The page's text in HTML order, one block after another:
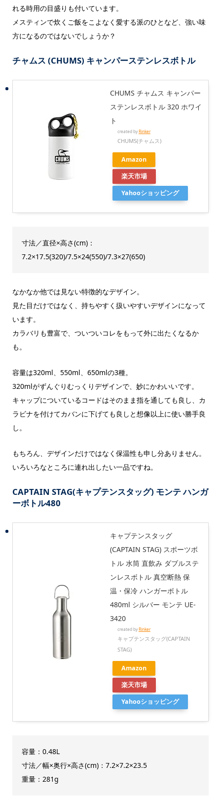
れる時用の目盛りも付いています。
メスティンで炊くご飯をこよなく愛する派のひとなど、強い味
方になるのではないでしょうか？
チャムス (CHUMS) キャンパーステンレスボトル
CHUMS チャムス キャンパー
ステンレスボトル 320 ホワイ
ト
created byRinker
CHUMS(チャムス)
Amazon
楽天市場
Yahooショッピング
寸法／直径×高さ(cm)：
7.2×17.5(320)/7.5×24(550)/7.3×27(650)
なかなか他では見ない特徴的なデザイン。
見た目だけではなく、持ちやすく扱いやすいデザインになって
います。
カラバリも豊富で、ついついコレをもって外に出たくなるか
も。
容量は320ml、550ml、650mlの3種。
320mlがずんぐりむっくりデザインで、妙にかわいいです。
キャップについているコードはそのまま指を通しても良し、カ
ラビナを付けてカバンに下げても良しと想像以上に使い勝手良
し。
もちろん、デザインだけではなく保温性も申し分ありません。
いろいろなところに連れ出したい一品ですね。
CAPTAIN STAG(キャプテンスタッグ) モンテ ハンガ
ーボトル480
キャプテンスタッグ
(CAPTAIN STAG) スポーツボ
トル 水筒 直飲み ダブルステ
ンレスボトル 真空断熱 保
温・保冷 ハンガーボトル
480ml シルバー モンテ UE-
3420
created by Rinker
キャプテンスタッグ(CAPTAIN
STAG)
Amazon
楽天市場
Yahooショッピング
容量：0.48L
寸法／幅×奥行×高さ(cm)：7.2×7.2×23.5
重量：281g